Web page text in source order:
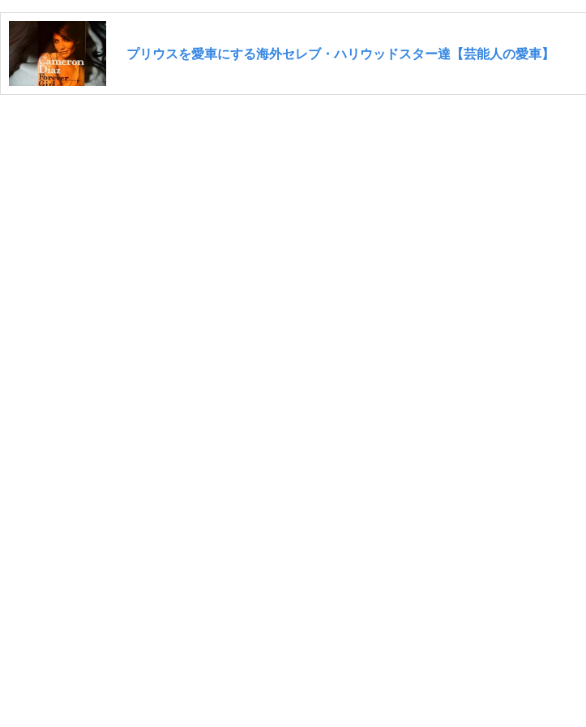
プリウスを愛車にする海外セレブ・ハリウッドスター達【芸能人の愛車】